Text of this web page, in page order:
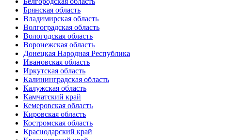
Брянская область
Владимирская область
Волгоградская область
Вологодская область
Воронежская область
Донецкая Народная Республика
Ивановская область
Иркутская область
Калининградская область
Калужская область
Камчатский край
Кемеровская область
Кировская область
Костромская область
Краснодарский край